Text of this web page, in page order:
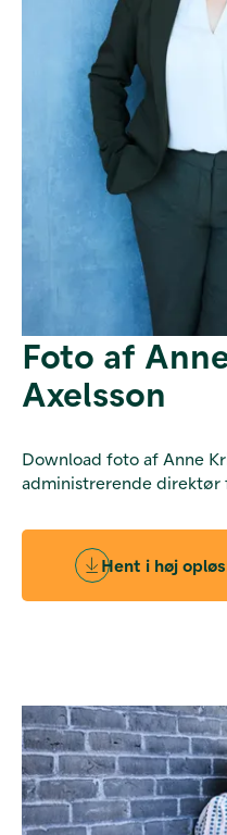
Foto af
Axelsson
Download foto af Anne
administrerende direktør
Hent i høj